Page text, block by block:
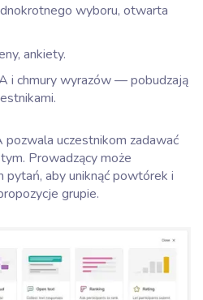
wyboru, otwarta
ankiety.
i chmury wyrazów — pobudzają
uczestnikom zadawać
Prowadzący może
aby uniknąć powtórek i
grupie.